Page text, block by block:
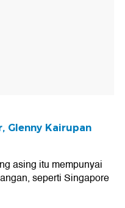
Glenny Kairupan
asing itu mempunyai
seperti Singapore